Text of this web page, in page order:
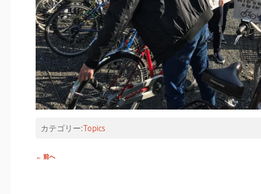
カテゴリー:Topics
投稿ナビゲーション
← 前へ